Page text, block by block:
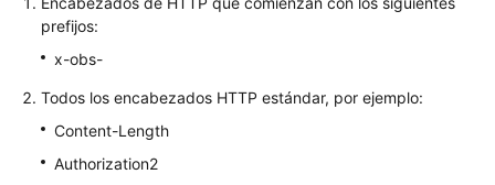
prefijos:
x-obs-
Todos los encabezados HTTP estándar, por ejemplo:
Content-Length
Authorization2